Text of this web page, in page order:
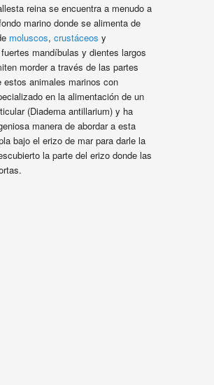
reina se encuentra a menudo a
marino donde se alimenta de
moluscos, crustáceos y
mandíbulas y dientes largos
morder a través de las partes
estos animales marinos con
en la alimentación de un
(Diadema antillarium) y ha
manera de abordar a esta
bajo el erizo de mar para darle la
la parte del erizo donde las